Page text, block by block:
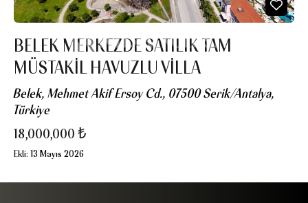
BELEK MERKEZDE SATILIK TAM
MÜSTAKİL HAVUZLU VİLLA
Belek, Mehmet Akif Ersoy Cd., 07500 Serik/Antalya,
Türkiye
18,000,000 ₺
Ekli: 13 Mayıs 2026